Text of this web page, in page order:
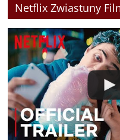
Netflix Zwiastuny